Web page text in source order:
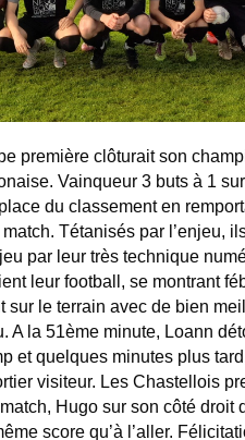
première clôturait son
Vainqueur 3 buts à 1
du classement en
Tétanisés par l’enjeu,
par leur très technique
leur football, se montrant
sur le terrain avec de bien
A la 51ème minute, Loann
et quelques minutes plus
visiteur. Les Chastellois
Hugo sur son côté
score qu’à l’aller.